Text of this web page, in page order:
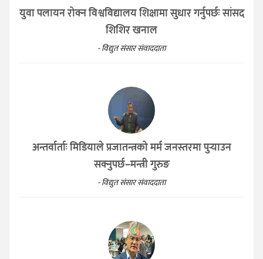
युवा पलायन रोक्न विश्वविद्यालय शिक्षामा सुधार गर्नुपर्छः सांसद
शिशिर खनाल
- विद्युत संसार संवाददाता
अन्तर्वार्ताः मिडियाले प्रजातन्त्रको मर्म जनस्तरमा पुर्‍याउन
सक्नुपर्छ–मन्त्री गुरुङ
- विद्युत संसार संवाददाता